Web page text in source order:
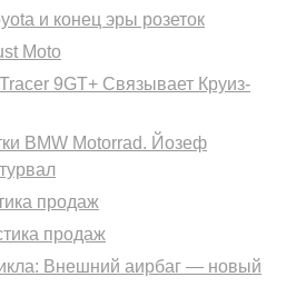
и конец эры розеток
Moto
9GT+ Связывает Круиз-
BMW Motorrad. Йозеф
продаж
продаж
Внешний аирбаг — новый